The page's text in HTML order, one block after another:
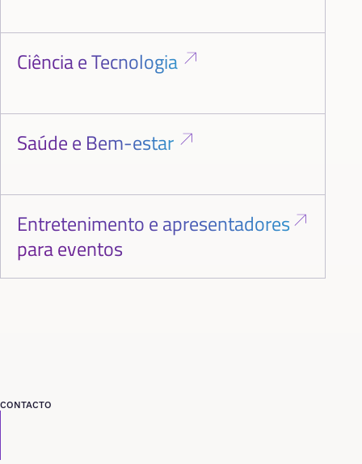
Ciência e Tecnologia
Saúde e Bem-estar
Entretenimento e apresentadores
para eventos
CONTACTO